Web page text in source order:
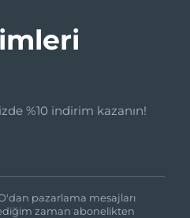
%10 indirim kazanın!
pazarlama mesajları
zaman abonelikten